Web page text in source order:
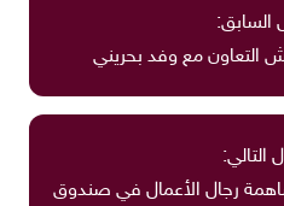
السابق:
التعاون مع وفد بحريني
التالي:
مساهمة رجال الأعمال في صندوق